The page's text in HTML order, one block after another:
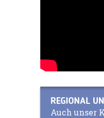
REGIONAL
Auch unser